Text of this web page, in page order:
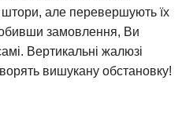
штори, але перевершують їх
замовлення, Ви
Вертикальні жалюзі
вишукану обстановку!